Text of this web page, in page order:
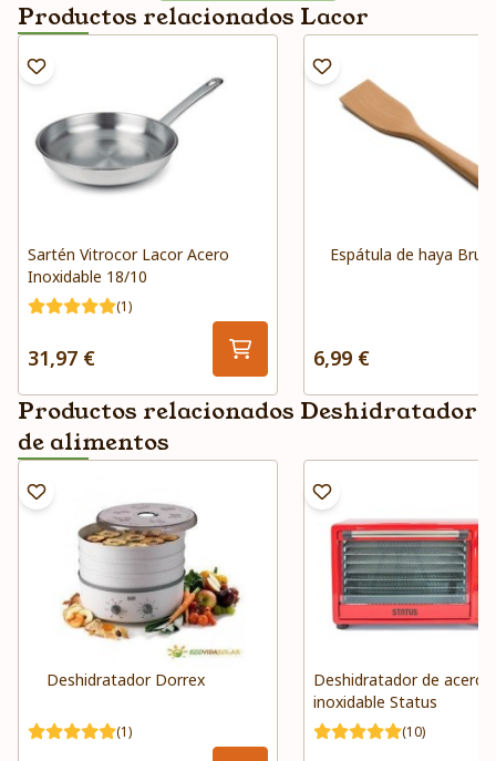
Productos relacionados Lacor
Sartén Vitrocor Lacor Acero
Inoxidable 18/10
(1)
31,97 €
Espátula de haya
6,99 €
Productos relacionados Deshidratador
de alimentos
Deshidratador Dorrex
(1)
Deshidratador de acero
inoxidable Status
(10)